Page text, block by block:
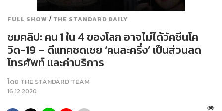
FULL SHOW / THE STANDARD DAILY
ชมคลิป: คน 1 ใน 4 ของโลก อาจไม่ได้วัคซีนโค
วิด-19 – ดีแทคชดเชย ‘คนละครึ่ง’ เป็นส่วนลด
โทรศัพท์ และค่าบริการ
โดย THE STANDARD TEAM
16.12.2020